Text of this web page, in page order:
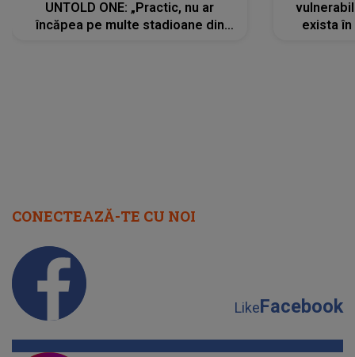
UNTOLD ONE: „Practic, nu ar
încăpea pe multe stadioane din
exista
CONECTEAZĂ-TE CU NOI
LikeFacebook